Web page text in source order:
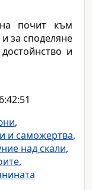
почит към
за споделяне
и
,
и саможертва,
над скали,
,